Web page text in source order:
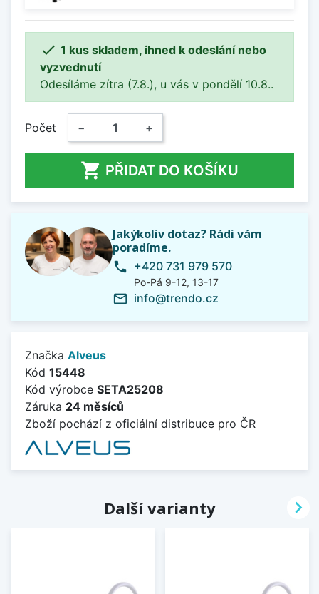
 1 kus skladem, ihned k odeslání nebo
vyzvednutí
Odesíláme zítra (7.8.), u vás v pondělí 10.8..
Počet − +
 PŘIDAT DO KOŠÍKU
Jakýkoliv dotaz? Rádi vám
poradíme.
phone +420 731 979 570
Po-Pá 9-12, 13-17
mail_outline info@trendo.cz
Značka Alveus
Kód 15448
Kód výrobce SETA25208
Záruka 24 měsíců
Zboží pochází z oficiální distribuce pro ČR
Další varianty 